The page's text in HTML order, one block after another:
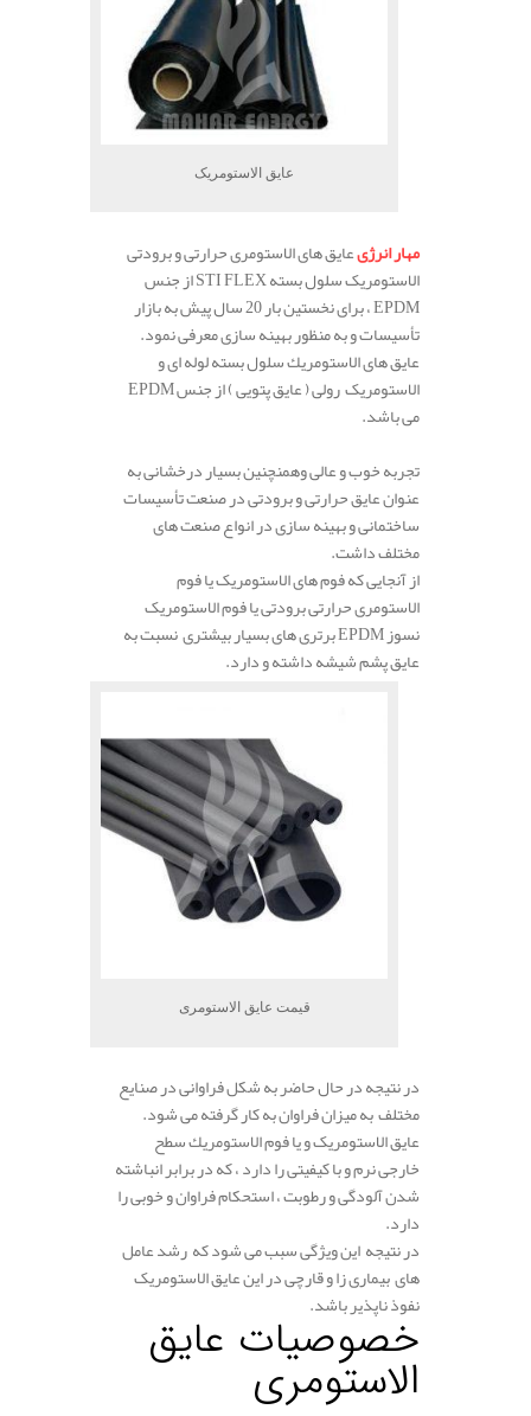
عایق الاستومریک
مهار انرژیعایق های الاستومری حرارتی و برودتی
الاستومریک سلول بسته STI FLEX از جنس
EPDM ، برای نخستین بار 20 سال پیش به بازار
تأسیسات و به منظور بهینه سازی معرفی نمود.
عایق های الاستومريك سلول بسته لوله ای و
الاستومریک رولی ( عایق پتویی ) از جنس EPDM
می باشد.
تجربه خوب و عالی وهمنچنین بسیار درخشانی به
عنوان عایق حرارتی و برودتی در صنعت تأسیسات
ساختمانی و بهینه سازی در انواع صنعت های
مختلف داشت.
از آنجایی که فوم های الاستومریک یا فوم
الاستومری حرارتی برودتی یا فوم الاستومریک
نسوز EPDM برتری های بسیار بیشتری نسبت به
عایق پشم شیشه داشته و دارد.
قیمت عایق الاستومری
در نتیجه در حال حاضر به شکل فراوانی در صنایع
مختلف به میزان فراوان به کار گرفته می شود.
عایق الاستومریک و یا فوم الاستومريك سطح
خارجی نرم و با کیفیتی را دارد ، که در برابر انباشته
شدن آلودگی و رطوبت ، استحکام فراوان و خوبی را
دارد.
در نتیجه این ویژگی سبب می شود که رشد عامل
های بیماری زا و قارچی در این عایق الاستومریک
نفوذ ناپذیر باشد.
خصوصیات عایق
الاستومری